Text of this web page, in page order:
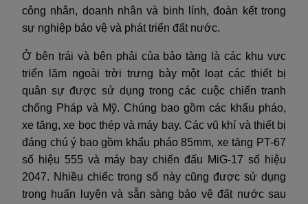
công nhân, doanh nhân và binh lính, đoàn kết trong
sự nghiệp bảo vệ và phát triển đất nước.
Ở bên trái và bên phải của bảo tàng là các khu vực
triển lãm ngoài trời trưng bày một loạt các thiết bị
quân sự được sử dụng trong các cuộc chiến tranh
chống Pháp và Mỹ. Chúng bao gồm các khẩu pháo,
xe tăng, xe bọc thép và máy bay. Các vũ khí và thiết bị
đáng chú ý bao gồm khẩu pháo 85mm, xe tăng PT-67
số hiệu 555 và máy bay chiến đấu MiG-17 số hiệu
2047. Nhiều chiếc trong số này cũng được sử dụng
trong huấn luyện và sẵn sàng bảo vệ đất nước sau